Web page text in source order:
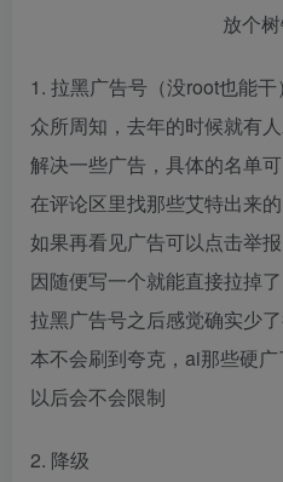
放个
1. 拉黑广告号（没root也能干）
众所周知，去年的时候就有
解决一些广告，具体的名单
在评论区里找那些艾特出来
如果再看见广告可以点击举
因随便写一个就能直接拉掉了
拉黑广告号之后感觉确实少
本不会刷到夸克，ai那些硬
以后会不会限制
2. 降级